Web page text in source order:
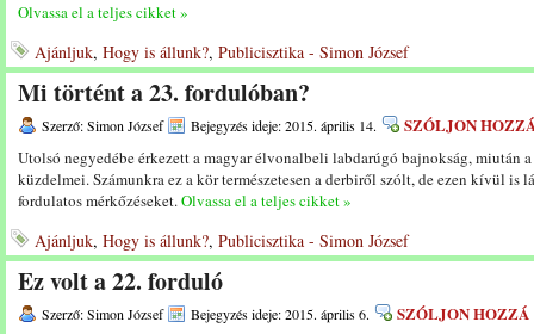
Olvassa el a teljes cikket »
Ajánljuk, Hogy is állunk?, Publicisztika - Simon József
Mi történt a 23. fordulóban?
Szerző: Simon József Bejegyzés ideje: 2015. április 14. SZÓLJON
Utolsó negyedébe érkezett a magyar élvonalbeli labdarúgó bajnokság, miután
küzdelmei. Számunkra ez a kör természetesen a derbiről szólt, de ezen kívül is
fordulatos mérkőzéseket.Olvassa el a teljes cikket »
Ajánljuk, Hogy is állunk?, Publicisztika - Simon József
Ez volt a 22. forduló
Szerző: Simon József Bejegyzés ideje: 2015. április 6. SZÓLJON HOZZÁ